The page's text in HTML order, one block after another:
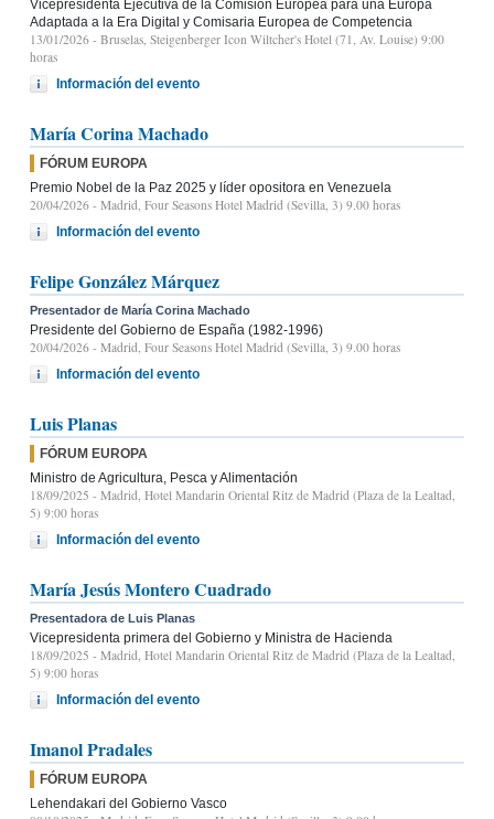
Vicepresidenta Ejecutiva de la Comisión Europea para una Europa
Adaptada a la Era Digital y Comisaria Europea de Competencia
13/01/2026 - Bruselas, Steigenberger Icon Wiltcher's Hotel (71, Av. Louise) 9:00
horas
Información del evento
María Corina Machado
FÓRUM EUROPA
Premio Nobel de la Paz 2025 y líder opositora en Venezuela
20/04/2026 - Madrid, Four Seasons Hotel Madrid (Sevilla, 3) 9.00 horas
Información del evento
Felipe González Márquez
Presentador de María Corina Machado
Presidente del Gobierno de España (1982-1996)
20/04/2026 - Madrid, Four Seasons Hotel Madrid (Sevilla, 3) 9.00 horas
Información del evento
Luis Planas
FÓRUM EUROPA
Ministro de Agricultura, Pesca y Alimentación
18/09/2025 - Madrid, Hotel Mandarin Oriental Ritz de Madrid (Plaza de la Lealtad,
5) 9:00 horas
Información del evento
María Jesús Montero Cuadrado
Presentadora de Luis Planas
Vicepresidenta primera del Gobierno y Ministra de Hacienda
18/09/2025 - Madrid, Hotel Mandarin Oriental Ritz de Madrid (Plaza de la Lealtad,
5) 9:00 horas
Información del evento
Imanol Pradales
FÓRUM EUROPA
Lehendakari del Gobierno Vasco